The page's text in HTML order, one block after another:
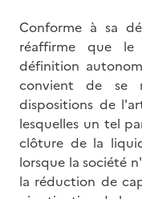
Conforme à sa
réaffirme que
définition
convient de se
dispositions de
lesquelles un tel
clôture de la
lorsque la société
la réduction de